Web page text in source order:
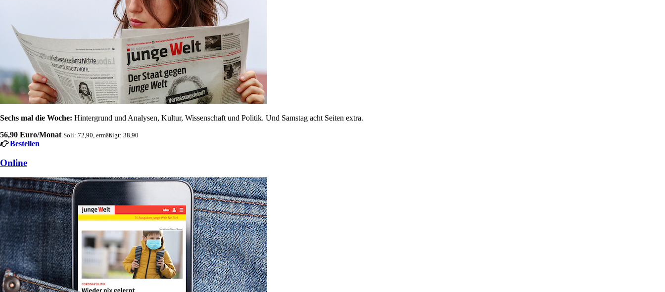
Sechs mal die Woche: Hintergrund und Analysen, Kultur, Wissenschaft und Politik. Und Samstag acht Seiten extra.
56,90 Euro/Monat Soli: 72,90, ermäßigt: 38,90
Bestellen
Online